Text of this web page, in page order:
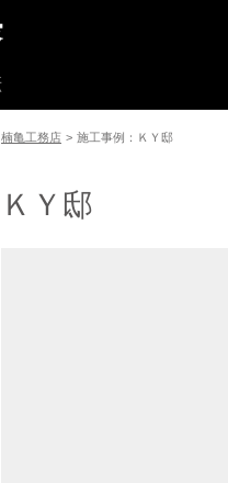
楠亀工務店 > 施工事例：ＫＹ邸
ＫＹ邸